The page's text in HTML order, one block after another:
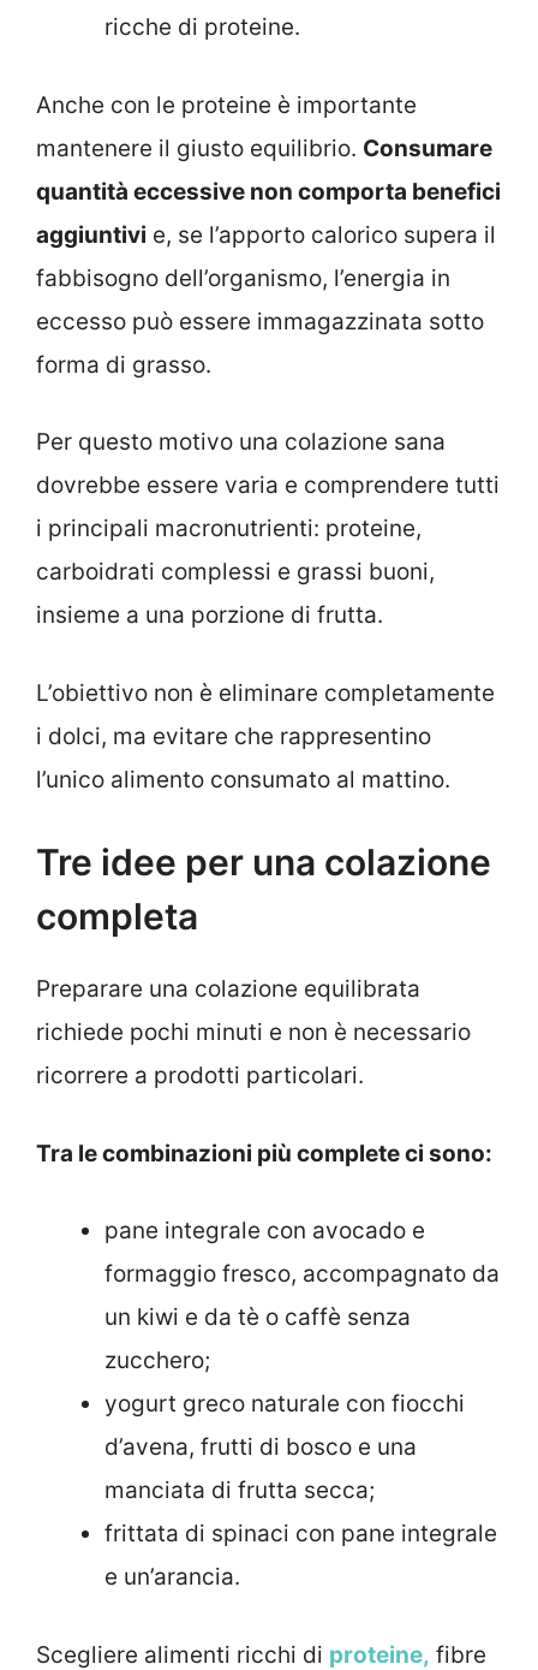
ricche di proteine.
Anche con le proteine è importante
mantenere il giusto equilibrio. Consumare
quantità eccessive non comporta benefici
aggiuntivi e, se l’apporto calorico supera il
fabbisogno dell’organismo, l’energia in
eccesso può essere immagazzinata sotto
forma di grasso.
Per questo motivo una colazione sana
dovrebbe essere varia e comprendere tutti
i principali macronutrienti: proteine,
carboidrati complessi e grassi buoni,
insieme a una porzione di frutta.
L’obiettivo non è eliminare completamente
i dolci, ma evitare che rappresentino
l’unico alimento consumato al mattino.
Tre idee per una colazione
completa
Preparare una colazione equilibrata
richiede pochi minuti e non è necessario
ricorrere a prodotti particolari.
Tra le combinazioni più complete ci sono:
pane integrale con avocado e
formaggio fresco, accompagnato da
un kiwi e da tè o caffè senza
zucchero;
yogurt greco naturale con fiocchi
d’avena, frutti di bosco e una
manciata di frutta secca;
frittata di spinaci con pane integrale
e un’arancia.
Scegliere alimenti ricchi di proteine, fibre